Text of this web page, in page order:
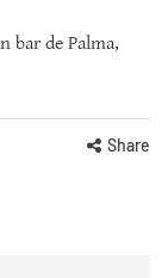
bar de Palma,
Share